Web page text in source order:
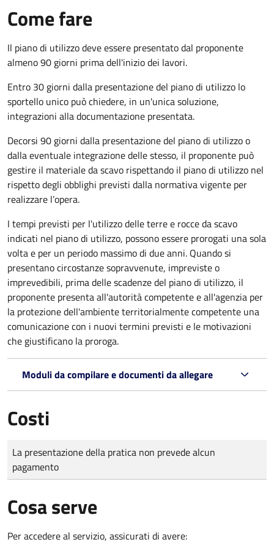
Come fare
Il piano di utilizzo deve essere presentato dal proponente
almeno 90 giorni prima dell'inizio dei lavori.
Entro 30 giorni dalla presentazione del piano di utilizzo lo
sportello unico può chiedere, in un'unica soluzione,
integrazioni alla documentazione presentata.
Decorsi 90 giorni dalla presentazione del piano di utilizzo o
dalla eventuale integrazione delle stesso, il proponente può
gestire il materiale da scavo rispettando il piano di utilizzo nel
rispetto degli obblighi previsti dalla normativa vigente per
realizzare l’opera.
I tempi previsti per l'utilizzo delle terre e rocce da scavo
indicati nel piano di utilizzo, possono essere prorogati una sola
volta e per un periodo massimo di due anni. Quando si
presentano circostanze sopravvenute, impreviste o
imprevedibili, prima delle scadenze del piano di utilizzo, il
proponente presenta all'autorità competente e all'agenzia per
la protezione dell'ambiente territorialmente competente una
comunicazione con i nuovi termini previsti e le motivazioni
che giustificano la proroga.
Moduli da compilare e documenti da allegare
Costi
Tipo di pagamento
Importo
La presentazione della pratica non prevede alcun
pagamento
Cosa serve
Per accedere al servizio, assicurati di avere: